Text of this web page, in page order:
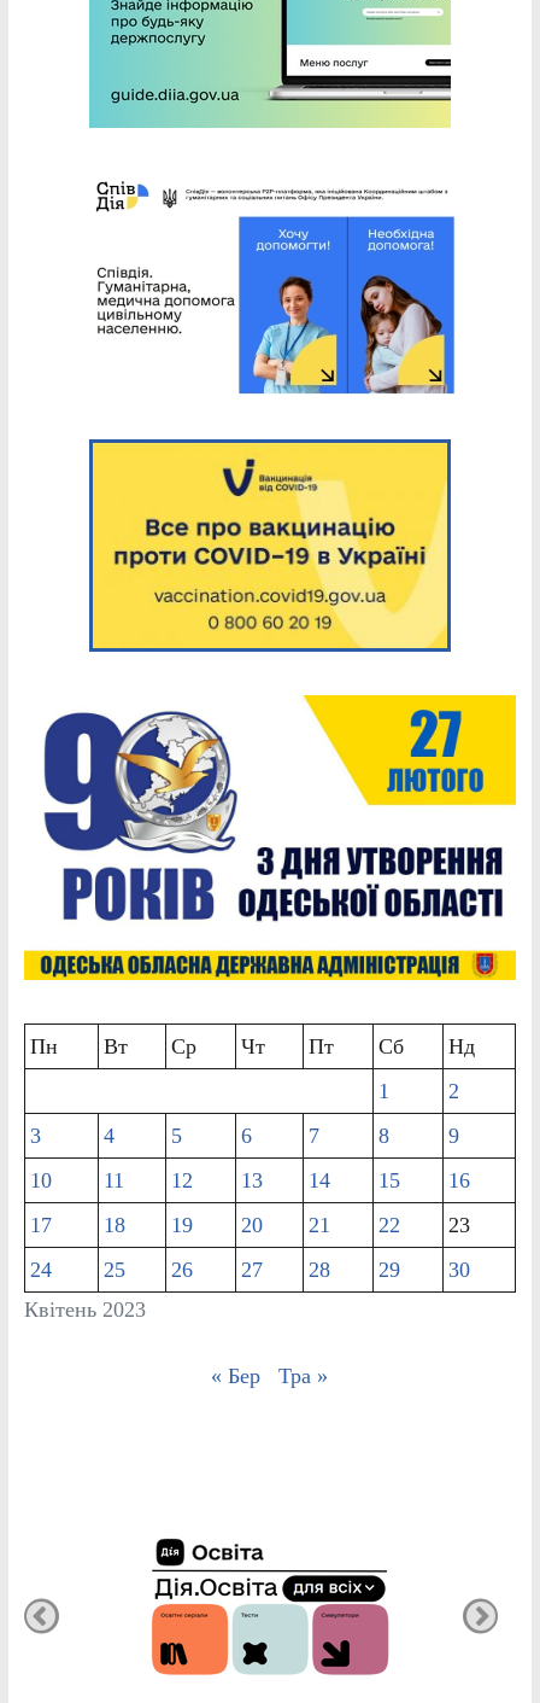
Квітень 2023
Пн Вт Ср Чт Пт Сб
Нд
1
2
3
4 5 6 7 8
9
10
11 12 13 14 15
16
17
18 19 20 21 22
23
24
25 26 27 28 29 30
« Бер Тра »